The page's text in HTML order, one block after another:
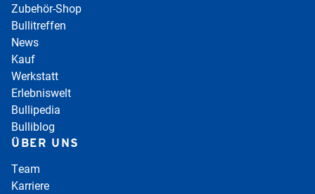
Zubehör-Shop
Bullitreffen
News
Kauf
Werkstatt
Erlebniswelt
Bullipedia
Bulliblog
ÜBER UNS
Team
Karriere